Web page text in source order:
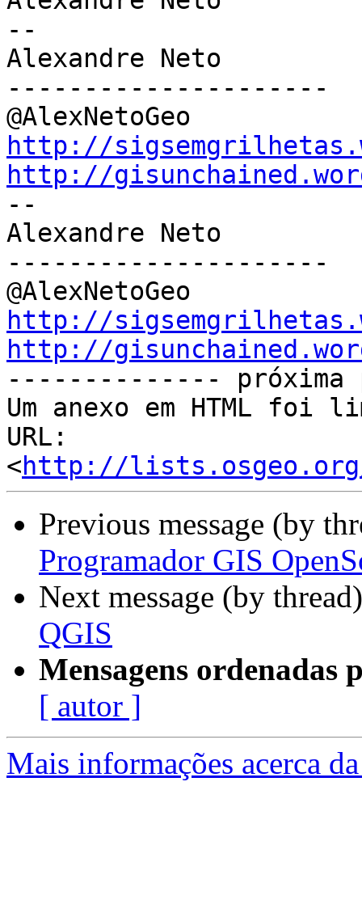
--
Alexandre Neto
---------------------
http://
http://
--
Alexandre Neto
---------------------
http://
http://
--------------
Um anexo em HTML foi
URL:
<http://lists.osgeo.org/
Previous message (by
Programador GIS
Next message (by
QGIS
Mensagens ordenadas
[ autor ]
Mais informações acerca